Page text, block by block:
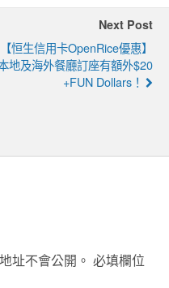
Next Post
【恒生信用卡OpenRice優惠】
地及海外餐廳訂座有額外$20
+FUN Dollars！
址不會公開。 必填欄位